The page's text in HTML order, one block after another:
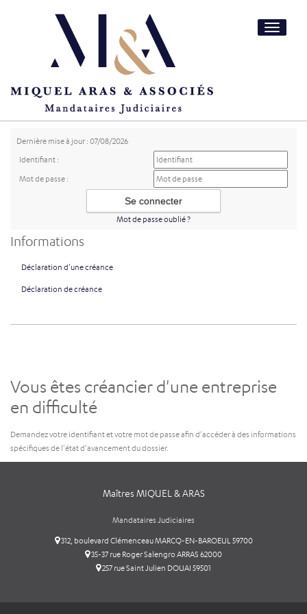
Toggle
Dernière mise à jour : 07/08/2026
Identifiant :
Mot de passe :
Mot de passe oublié ?
Informations
Déclaration d'une créance
Déclaration de créance
Vous êtes créancier d'une entreprise
en difficulté
Demandez votre identifiant et votre mot de passe afin d'accéder à des informations
spécifiques de l'état d'avancement du dossier.
Maîtres MIQUEL & ARAS
Mandataires Judiciaires
312, boulevard Clémenceau MARCQ-EN-BAROEUL 59700
35-37 rue Roger Salengro ARRAS 62000
257 rue Saint Julien DOUAI 59501